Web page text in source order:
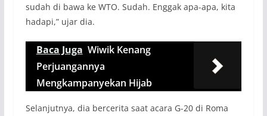
sudah di bawa ke WTO. Sudah. Enggak apa-apa, kita
hadapi,” ujar dia.
Baca Juga Wiwik Kenang
Perjuangannya
Mengkampanyekan Hijab
Selanjutnya, dia bercerita saat acara G-20 di Roma